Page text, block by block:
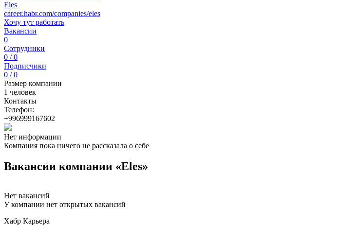
Eles
career.habr.com/companies/eles
Хочу тут работать
Вакансии
0
Сотрудники
0 / 0
Подписчики
0 / 0
Размер компании
1 человек
Контакты
Телефон:
+996999167602
Нет информации
Компания пока ничего не рассказала о себе
Вакансии компании «Eles»
Нет вакансий
У компании нет открытых вакансий
Хабр Карьера